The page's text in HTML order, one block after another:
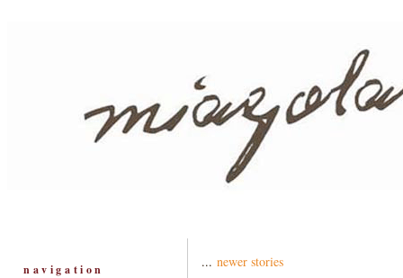
navigation ... newer stories